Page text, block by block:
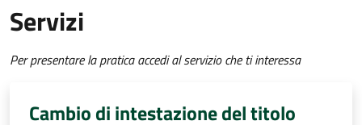
Servizi
Per presentare la pratica accedi al servizio che ti interessa
Cambio di intestazione del titolo